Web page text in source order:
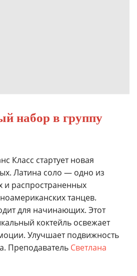
набор в группу
Класс стартует новая
Латина соло — одно из
и распространенных
танцев.
для начинающих. Этот
коктейль освежает
Улучшает подвижность
Преподаватель Светлана